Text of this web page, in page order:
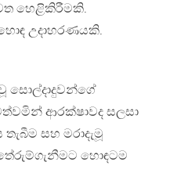
හෙළිකිරීමකි.
උදාහරණයකි.
සොල්දාදුවන්ගේ
ආරක්ෂාවද සලසා
සහ මරාදැමූ
හොඳටම